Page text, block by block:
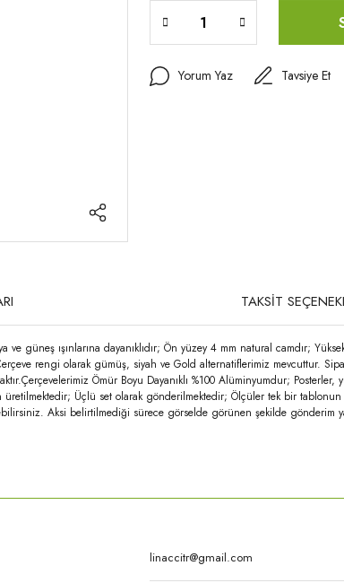
Yorum Yaz Tavsiye Et
TAKSİT
ve güneş ışınlarına dayanıklıdır; Ön yüzey 4 mm natural camdır;
rengi olarak gümüş, siyah ve Gold alternatiflerimiz mevcuttur.
Ömür Boyu Dayanıklı %100 Alüminyumdur; Posterler,
Üçlü set olarak gönderilmektedir; Ölçüler tek bir
Aksi belirtilmediği sürece görselde görünen şekilde gönderim